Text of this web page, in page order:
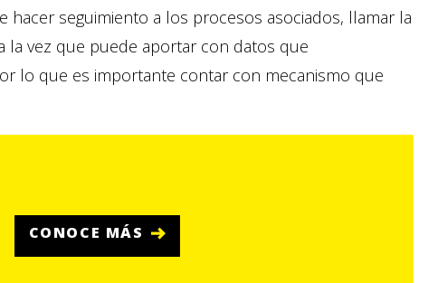
seguimiento a los procesos asociados, llamar la
la vez que puede aportar con datos que
lo que es importante contar con mecanismo que
CONOCE MÁS